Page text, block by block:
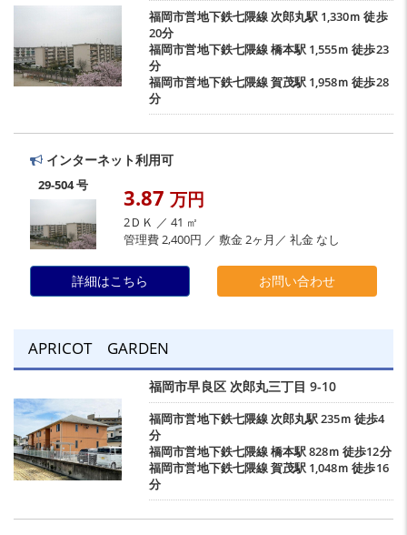
福岡市営地下鉄七隈線 次郎丸駅 1,330ｍ 徒歩
20分
福岡市営地下鉄七隈線橋本駅 1,555ｍ 徒歩23
分
福岡市営地下鉄七隈線賀茂駅 1,958ｍ 徒歩28
分
インターネット利用可
29-504 号 3.87 万円
2ＤＫ ／ 41 ㎡
管理費 2,400円 ／ 敷金 2ヶ月／ 礼金 なし
詳細はこちら お問い合わせ
APRICOT GARDEN
福岡市早良区 次郎丸三丁目 9-10
福岡市営地下鉄七隈線 次郎丸駅235ｍ 徒歩4
分
福岡市営地下鉄七隈線橋本駅828ｍ 徒歩12分
福岡市営地下鉄七隈線賀茂駅 1,048ｍ 徒歩16
分